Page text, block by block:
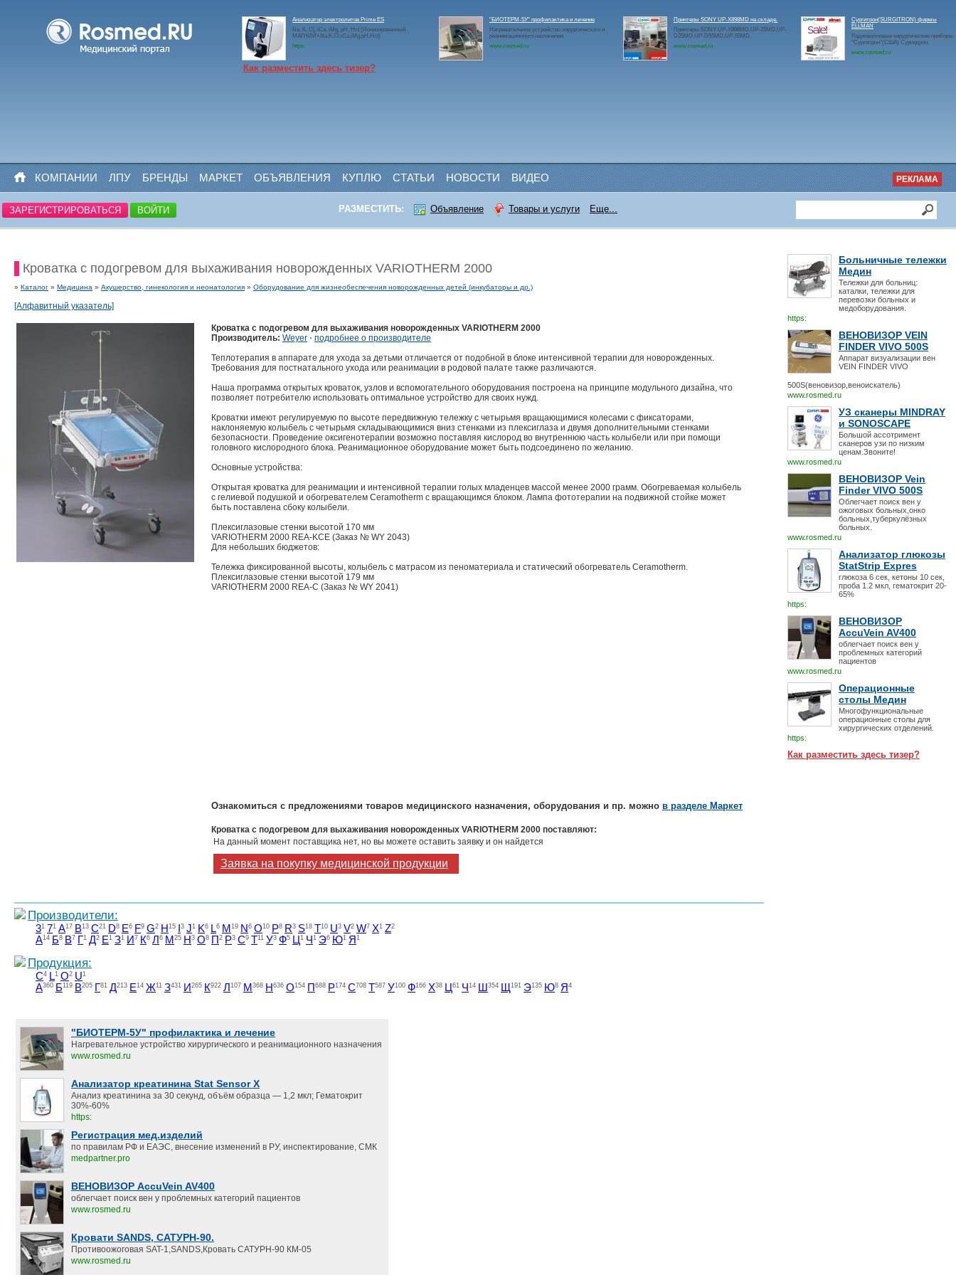
Анализатор электролитов Prime ES
Na, K, Cl, iCa, iMg, pH, Hct (Ионизированный
МАГНИЙ+Na,K,Cl,iCa,iMg,pH,Hct)
https:
"БИОТЕРМ-5У" профилактика и лечение
Нагревательное устройство хирургического и
реанимационного назначения
www.rosmed.ru
Принтеры SONY UP-X898MD на складе.
Принтеры SONY UP-X898MD,UP-25MD,UP-
D25MD,UP-D55MD,UP-55MD.
www.rosmed.ru
Сургитрон(SURGITRON) фирмы
ELLMAN
Радиоволновые хирургические приборы
"Сургитрон"(США) Сургидрон.
www.rosmed.ru
Как разместить здесь тизер?
КОМПАНИИ ЛПУ БРЕНДЫ МАРКЕТ ОБЪЯВЛЕНИЯ КУПЛЮ СТАТЬИ НОВОСТИ ВИДЕО РЕКЛАМА
ЗАРЕГИСТРИРОВАТЬСЯ ВОЙТИ РАЗМЕСТИТЬ: Объявление Товары и услуги Еще...
Больничные тележки
Медин
Тележки для больниц:
каталки, тележки для
перевозки больных и
медоборудования.
https:
ВЕНОВИЗОР VEIN
FINDER VIVO 500S
Аппарат визуализации вен
VEIN FINDER VIVO
500S(веновизор,веноискатель)
www.rosmed.ru
УЗ сканеры MINDRAY
и SONOSCAPE
Большой ассотримент
сканеров узи по низким
ценам.Звоните!
www.rosmed.ru
ВЕНОВИЗОР Vein
Finder VIVO 500S
Облегчает поиск вен у
ожоговых больных,онко
больных,туберкулёзных
больных.
www.rosmed.ru
Анализатор глюкозы
StatStrip Expres
глюкоза 6 сек, кетоны 10 сек,
проба 1.2 мкл, гематокрит 20-
65%
https:
ВЕНОВИЗОР
AccuVein AV400
облегчает поиск вен у
проблемных категорий
пациентов
www.rosmed.ru
Операционные
столы Медин
Многофункциональные
операционные столы для
хирургических отделений.
https:
Как разместить здесь тизер?
Кроватка с подогревом для выхаживания новорожденных VARIOTHERM 2000
» Каталог » Медицина » Акушерство, гинекология и неонатология » Оборудование для жизнеобеспечения новорожденных детей (инкубаторы и др.)
[Алфавитный указатель]
Кроватка с подогревом для выхаживания новорожденных VARIOTHERM 2000
Производитель: Weyer ⋅ подробнее о производителе
Теплотерапия в аппарате для ухода за детьми отличается от подобной в блоке интенсивной терапии для новорожденных.
Требования для постнатального ухода или реанимации в родовой палате также различаются.
Наша программа открытых кроваток, узлов и вспомогательного оборудования построена на принципе модульного дизайна, что
позволяет потребителю использовать оптимальное устройство для своих нужд.
Кроватки имеют регулируемую по высоте передвижную тележку с четырьмя вращающимися колесами с фиксаторами,
наклоняемую колыбель с четырьмя складывающимися вниз стенками из плексиглаза и двумя дополнительными стенками
безопасности. Проведение оксигенотерапии возможно поставляя кислород во внутреннюю часть колыбели или при помощи
головного кислородного блока. Реанимационное оборудование может быть подсоединено по желанию.
Основные устройства:
Открытая кроватка для реанимации и интенсивной терапии голых младенцев массой менее 2000 грамм. Обогреваемая колыбель
с гелиевой подушкой и обогревателем Ceramotherm с вращающимся блоком. Лампа фототерапии на подвижной стойке может
быть поставлена сбоку колыбели.
Плексиглазовые стенки высотой 170 мм
VARIOTHERM 2000 REA-KCE (Заказ № WY 2043)
Для небольших бюджетов:
Тележка фиксированной высоты, колыбель с матрасом из пеноматериала и статический обогреватель Ceramotherm.
Плексиглазовые стенки высотой 179 мм
VARIOTHERM 2000 REA-C (Заказ № WY 2041)
Ознакомиться с предложениями товаров медицинского назначения, оборудования и пр. можно в разделе Маркет
Кроватка с подогревом для выхаживания новорожденных VARIOTHERM 2000 поставляют:
На данный момент поставщика нет, но вы можете оставить заявку и он найдется
Заявка на покупку медицинской продукции
Производители:
31 71 A17 B13 C21 D8 E6 F9 G2 H 15 3 J1 K6 L6 M 19 N 6 O10 P8 R3 S18 T10 U3 V2 W7 X1 Z2
А14 Б8 В7 Г1 Д2 Е1 З1 И 7 К6 Л 6 М 25 Н 3 О8 П 2 Р3 С9 Т11 У3 Ф5 Ц 1 Ч 1 Э6 Ю1 Я 1
Продукция:
C4 L1 O2 U1
А360 Б119 В205 Г81 Д213 Е14 Ж11 З431 И 265 К922 Л 107 М 368 Н 636 О154 П 688 Р174 С708 Т587 У100 Ф166 Х38 Ц 61 Ч 14 Ш 354 Щ 191 Э135 Ю8 Я 4
"БИОТЕРМ-5У" профилактика и лечение
Нагревательное устройство хирургического и реанимационного назначения
www.rosmed.ru
Анализатор креатинина Stat Sensor X
Анализ креатинина за 30 секунд, объём образца — 1,2 мкл; Гематокрит
30%-60%
https:
Регистрация мед.изделий
по правилам РФ и ЕАЭС, внесение изменений в РУ, инспектирование, СМК
medpartner.pro
ВЕНОВИЗОР AccuVein AV400
облегчает поиск вен у проблемных категорий пациентов
www.rosmed.ru
Кровати SANDS, САТУРН-90.
Противоожоговая SAT-1,SANDS,Кровать САТУРН-90 КМ-05
www.rosmed.ru